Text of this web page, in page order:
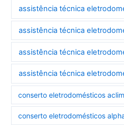
assistência técnica
assistência técnica
assistência técnica
assistência técnica
conserto eletrodomésticos
conserto eletrodomésticos